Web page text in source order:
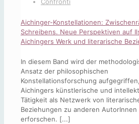
Aichinger-Konstellationen:
Schreibens. Neue Perspektiven auf
Aichingers Werk und literarische
In diesem Band wird der
Ansatz der philosophischen
Konstellationsforschung
Aichingers künstlerische und
Tätigkeit als Netzwerk von
Beziehungen zu anderen AutorInnen
erforschen. [...]